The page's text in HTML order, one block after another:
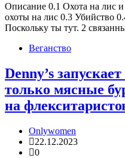
Описание 0.1 Охота на лис
охоты на лис 0.3 Убийство
Поскольку ты тут. 2
Веганство
Denny’s
только мясные
на
Onlywomen
22.12.2023
0